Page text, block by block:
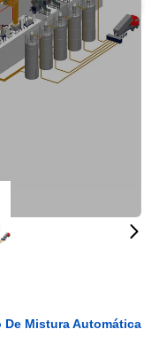
De Mistura Automática